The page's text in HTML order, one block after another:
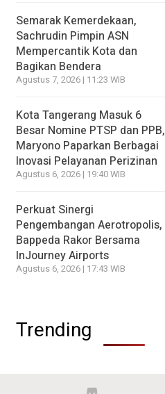
Semarak Kemerdekaan,
Sachrudin Pimpin ASN
Mempercantik Kota dan
Bagikan Bendera
Agustus 7, 2026 | 11:23 WIB
Kota Tangerang Masuk 6
Besar Nomine PTSP dan PPB,
Maryono Paparkan Berbagai
Inovasi Pelayanan Perizinan
Agustus 6, 2026 | 19:40 WIB
Perkuat Sinergi
Pengembangan Aerotropolis,
Bappeda Rakor Bersama
InJourney Airports
Agustus 6, 2026 | 17:43 WIB
Trending